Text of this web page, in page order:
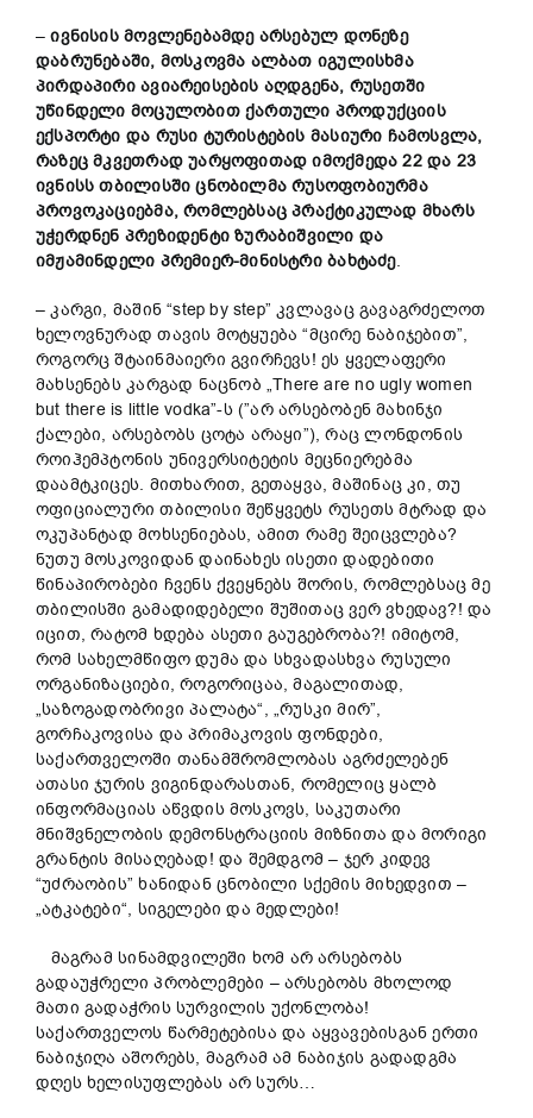
–ივნისისმოვლენებამდე არსებულ დონეზე
დაბრუნებაში, მოსკოვმა ალბათ იგულისხმა
პირდაპირიავიარეისების აღდგენა, რუსეთში
უწინდელი მოცულობით ქართული პროდუქციის
ექსპორტი და რუსი ტურისტების მასიური ჩამოსვლა,
რაზეცმკვეთრადუარყოფითად იმოქმედა 22 და 23
ივნისსთბილისშიცნობილმარუსოფობიურმა
პროვოკაციებმა,რომლებსაცპრაქტიკულად მხარს
უჭერდნენ პრეზიდენტიზურაბიშვილი და
იმჟამინდელი პრემიერ-მინისტრიბახტაძე.
– კარგი, მაშინ “step by step” კვლავაც გავაგრძელოთ
ხელოვნურად თავის მოტყუება “მცირე ნაბიჯებით”,
როგორც შტაინმაიერი გვირჩევს! ეს ყველაფერი
მახსენებს კარგად ნაცნობ „There are no ugly women
but there is little vodka”-ს (”არ არსებობენ მახინჯი
ქალები, არსებობს ცოტა არაყი”), რაც ლონდონის
როიჰემპტონის უნივერსიტეტის მეცნიერებმა
დაამტკიცეს. მითხარით, გეთაყვა, მაშინაც კი, თუ
ოფიციალური თბილისი შეწყვეტს რუსეთს მტრად და
ოკუპანტად მოხსენიებას, ამით რამე შეიცვლება?
ნუთუ მოსკოვიდან დაინახეს ისეთი დადებითი
წინაპირობები ჩვენს ქვეყნებს შორის, რომლებსაც მე
თბილისში გამადიდებელი შუშითაც ვერ ვხედავ?! და
იცით, რატომ ხდება ასეთი გაუგებრობა?! იმიტომ,
რომ სახელმწიფო დუმა და სხვადასხვა რუსული
ორგანიზაციები, როგორიცაა, მაგალითად,
„საზოგადობრივი პალატა“, „რუსკი მირ”,
გორჩაკოვისა და პრიმაკოვის ფონდები,
საქართველოში თანამშრომლობას აგრძელებენ
ათასი ჯურის ვიგინდარასთან, რომელიც ყალბ
ინფორმაციას აწვდის მოსკოვს, საკუთარი
მნიშვნელობის დემონსტრაციის მიზნითა და მორიგი
გრანტის მისაღებად! და შემდგომ – ჯერ კიდევ
“უძრაობის” ხანიდან ცნობილი სქემის მიხედვით –
„ატკატები“, სიგელები და მედლები!
მაგრამ სინამდვილეში ხომ არ არსებობს
გადაუჭრელი პრობლემები – არსებობს მხოლოდ
მათი გადაჭრის სურვილის უქონლობა!
საქართველოს წარმეტებისა და აყვავებისგან ერთი
ნაბიჯიღა აშორებს, მაგრამ ამ ნაბიჯის გადადგმა
დღეს ხელისუფლებას არ სურს…